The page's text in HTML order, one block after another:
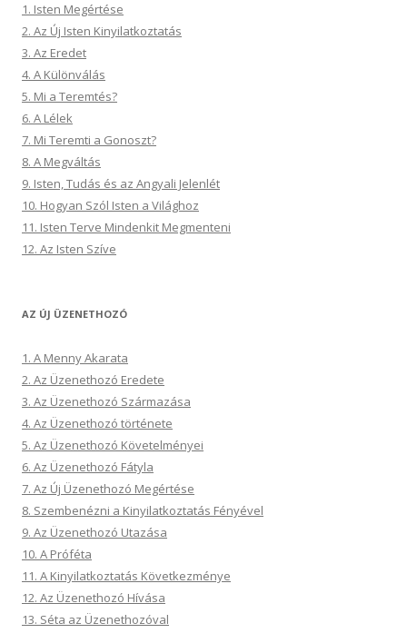
1. Isten Megértése
2. Az Új Isten Kinyilatkoztatás
3. Az Eredet
4. A Különválás
5. Mi a Teremtés?
6. A Lélek
7. Mi Teremti a Gonoszt?
8. A Megváltás
9. Isten, Tudás és az Angyali Jelenlét
10. Hogyan Szól Isten a Világhoz
11. Isten Terve Mindenkit Megmenteni
12. Az Isten Szíve
AZ ÚJ ÜZENETHOZÓ
1. A Menny Akarata
2. Az Üzenethozó Eredete
3. Az Üzenethozó Származása
4. Az Üzenethozó története
5. Az Üzenethozó Követelményei
6. Az Üzenethozó Fátyla
7. Az Új Üzenethozó Megértése
8. Szembenézni a Kinyilatkoztatás Fényével
9. Az Üzenethozó Utazása
10. A Próféta
11. A Kinyilatkoztatás Következménye
12. Az Üzenethozó Hívása
13. Séta az Üzenethozóval